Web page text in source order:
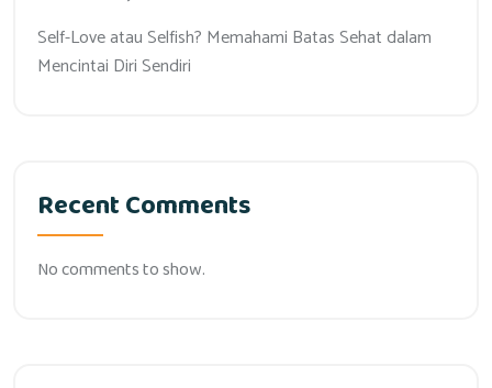
Self-Love atau Selfish? Memahami Batas Sehat dalam
Mencintai Diri Sendiri
Recent Comments
No comments to show.